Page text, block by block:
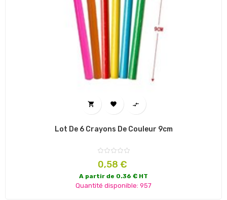
  
Lot De 6 Crayons De Couleur 9cm
Prix
0,58 €
A partir de 0.36 € HT
Quantité disponible: 957